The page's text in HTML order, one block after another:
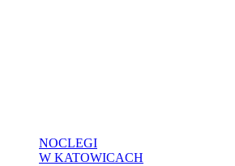
NOCLEGI
W KATOWICACH